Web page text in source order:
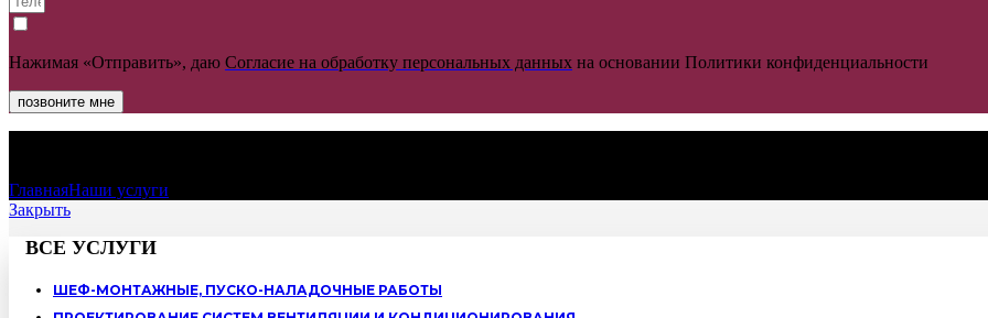
Нажимая «Отправить», даю Согласие на обработку персональных данных на основании Политики конфиденциальности
позвоните мне
ГлавнаяНаши услуги
Закрыть
ВСЕ УСЛУГИ
ШЕФ-МОНТАЖНЫЕ, ПУСКО-НАЛАДОЧНЫЕ РАБОТЫ